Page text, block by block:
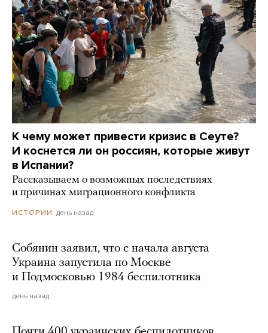
К чему может привести кризис в Сеуте?
И коснется ли он россиян, которые живут
в Испании?
Рассказываем о возможных последствиях
и причинах миграционного конфликта
ИСТОРИИ день назад
Собянин заявил, что с начала августа
Украина запустила по Москве
и Подмосковью 1984 беспилотника
день назад